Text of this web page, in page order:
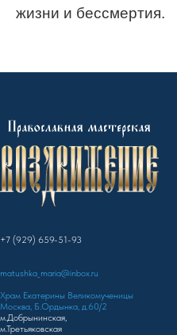
жизни и бессмертия.
+7 (929) 659-51-93
matushka_maria@inbox.ru
Храм Екатерины Великомученицы
Москва, Б.Ордынка, д.60/2
м.Добрынинская,
м.Третьяковская